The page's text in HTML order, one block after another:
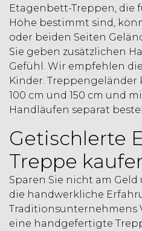
Etagenbett-Treppen, die
Höhe bestimmt sind,
oder beiden Seiten
Sie geben zusätzlichen
Gefühl. Wir empfehlen
Kinder.
100 cm und 150 cm und
Handläufen separat
Getischlerte
Treppe
Sparen Sie nicht am
die handwerkliche
Traditionsunternehmens
eine handgefertigte